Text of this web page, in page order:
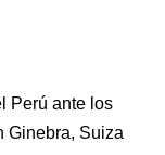
Perú ante los
Ginebra, Suiza